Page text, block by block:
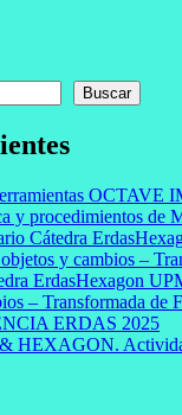
Buscar
OCTAVE
y procedimientos de
Cátedra
y cambios –
ErdasHexagon
– Transformada de
ERDAS 2025
HEXAGON.